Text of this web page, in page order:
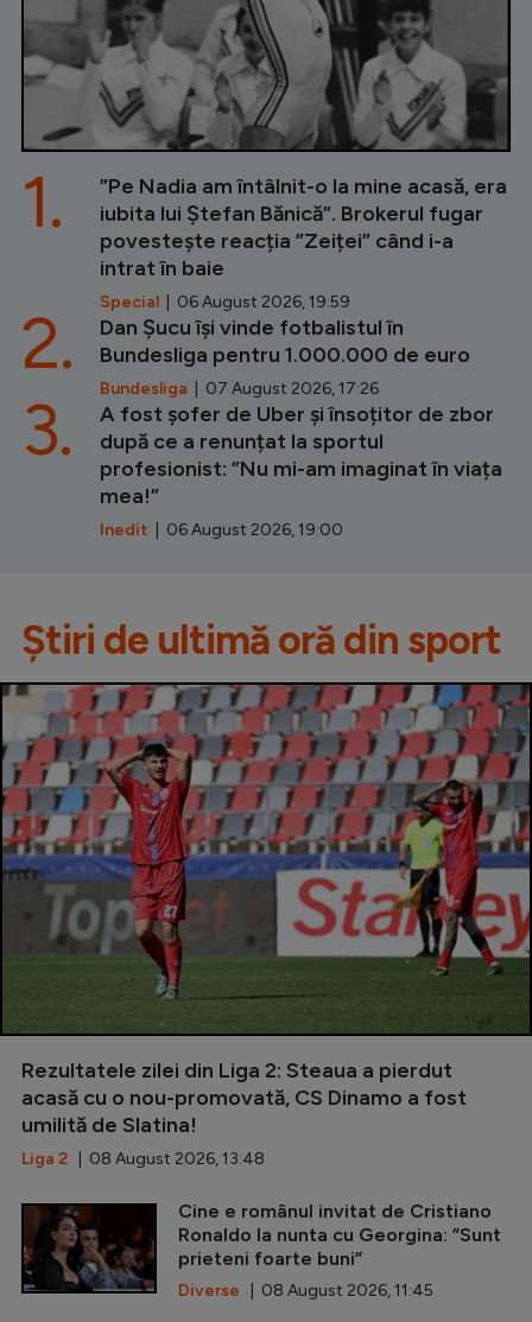
”Pe Nadia am întâlnit-o la mine acasă, era
iubita lui Ștefan Bănică”. Brokerul fugar
povestește reacția ”Zeiței” când i-a
intrat în baie
Special | 06 August 2026, 19:59
1.
Dan Șucu își vinde fotbalistul în
Bundesliga pentru 1.000.000 de euro
Bundesliga | 07 August 2026, 17:26
2.
A fost șofer de Uber și însoțitor de zbor
după ce a renunțat la sportul
profesionist: ”Nu mi-am imaginat în viața
mea!”
Inedit | 06 August 2026, 19:00
3.
Știri de ultimă oră din sport
Rezultatele zilei din Liga 2: Steaua a pierdut
acasă cu o nou-promovată, CS Dinamo a fost
umilită de Slatina!
Liga 2 | 08 August 2026, 13:48
Cine e românul invitat de Cristiano
Ronaldo la nunta cu Georgina: ”Sunt
prieteni foarte buni”
Diverse | 08 August 2026, 11:45